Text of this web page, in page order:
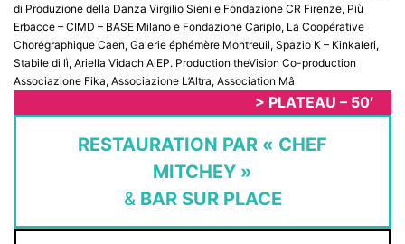
di Produzione della Danza Virgilio Sieni e Fondazione CR Firenze, Più
Erbacce – CIMD – BASE Milano e Fondazione Cariplo, La Coopérative
Chorégraphique Caen, Galerie éphémère Montreuil, Spazio K – Kinkaleri,
Stabile di lì, Ariella Vidach AiEP. Production theVision Co-production
Associazione Fika, Associazione L’Altra, Association Mâ
> PLATEAU – 50′
RESTAURATION PAR « CHEF
MITCHEY »
& BAR SUR PLACE